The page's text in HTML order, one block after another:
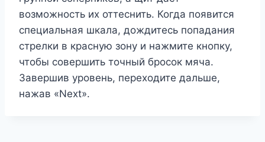
возможность их оттеснить. Когда появится
специальная шкала, дождитесь попадания
стрелки в красную зону и нажмите кнопку,
чтобы совершить точный бросок мяча.
Завершив уровень, переходите дальше,
нажав «Next».